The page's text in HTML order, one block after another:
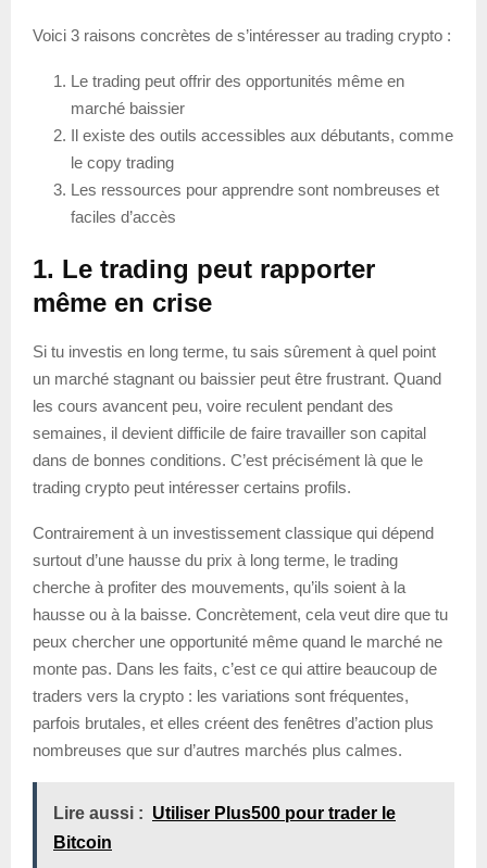
Voici 3 raisons concrètes de s’intéresser au trading crypto :
Le trading peut offrir des opportunités même en
marché baissier
Il existe des outils accessibles aux débutants, comme
le copy trading
Les ressources pour apprendre sont nombreuses et
faciles d’accès
1. Le trading peut rapporter
même en crise
Si tu investis en long terme, tu sais sûrement à quel point
un marché stagnant ou baissier peut être frustrant. Quand
les cours avancent peu, voire reculent pendant des
semaines, il devient difficile de faire travailler son capital
dans de bonnes conditions. C’est précisément là que le
trading crypto peut intéresser certains profils.
Contrairement à un investissement classique qui dépend
surtout d’une hausse du prix à long terme, le trading
cherche à profiter des mouvements, qu’ils soient à la
hausse ou à la baisse. Concrètement, cela veut dire que tu
peux chercher une opportunité même quand le marché ne
monte pas. Dans les faits, c’est ce qui attire beaucoup de
traders vers la crypto : les variations sont fréquentes,
parfois brutales, et elles créent des fenêtres d’action plus
nombreuses que sur d’autres marchés plus calmes.
Lire aussi : Utiliser Plus500 pour trader le
Bitcoin